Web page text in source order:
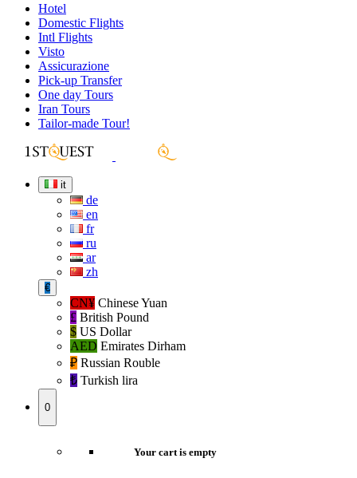
Hotel
Domestic Flights
Intl Flights
Visto
Assicurazione
Pick-up Transfer
One day Tours
Iran Tours
Tailor-made Tour!
it
de
en
fr
ru
ar
zh
€
CN¥ Chinese Yuan
£ British Pound
$ US Dollar
AED Emirates Dirham
₽‎ Russian Rouble
₺‎ Turkish lira
0
Your cart is empty